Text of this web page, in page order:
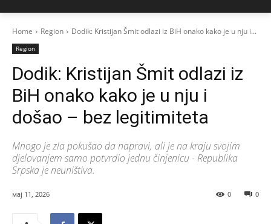
Home Region Dodik: Kristijan Šmit odlazi iz BiH onako kako je u nju i...
Region
Dodik: Kristijan Šmit odlazi iz
BiH onako kako je u nju i
došao – bez legitimiteta
Mnogo je zla pokušao da napravi, ali je na kraju svojim
djelovanjem samo potvrdio jednu činjenicu - Republika
Srpska je neuništiva.
мај 11, 2026 0
0